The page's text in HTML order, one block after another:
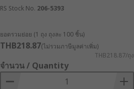
RS Stock No. 206-5393
ยอดรวมย่อย (1 ถุง ถุงละ 100 ชิ้น)
THB218.87(ไม่รวมภาษีมูลค่าเพิ่ม)
THB218.87/ถุง
จำนวน / Quantity